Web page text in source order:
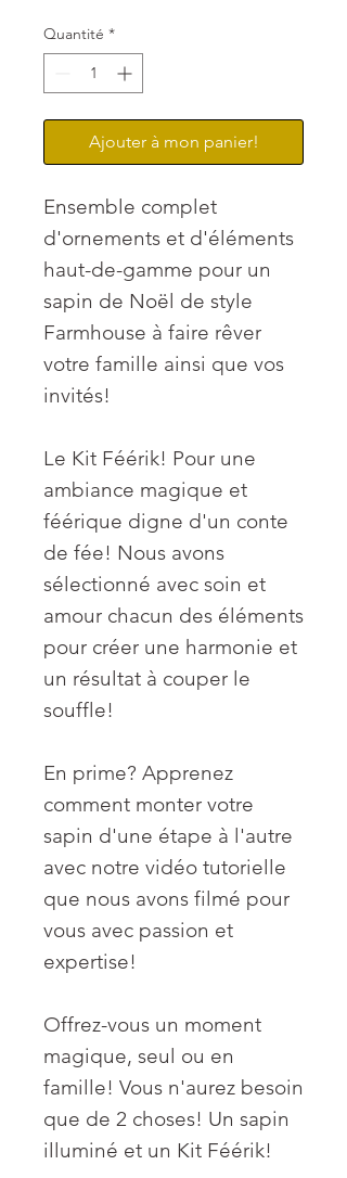
Quantité *
Ajouter à mon panier!
Ensemble complet
d'ornements et d'éléments
haut-de-gamme pour un
sapin de Noël de style
Farmhouse à faire rêver
votre famille ainsi que vos
invités!
Le Kit Féérik! Pour une
ambiance magique et
féérique digne d'un conte
de fée! Nous avons
sélectionné avec soin et
amour chacun des éléments
pour créer une harmonie et
un résultat à couper le
souffle!
En prime? Apprenez
comment monter votre
sapin d'une étape à l'autre
avec notre vidéo tutorielle
que nous avons filmé pour
vous avec passion et
expertise!
Offrez-vous un moment
magique, seul ou en
famille! Vous n'aurez besoin
que de 2 choses! Un sapin
illuminé et un Kit Féérik!